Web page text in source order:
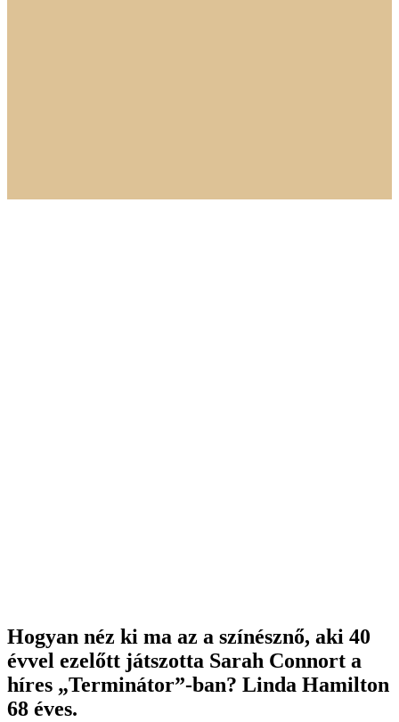
Hogyan néz ki ma az a színésznő, aki 40
évvel ezelőtt játszotta Sarah Connort a
híres „Terminátor”-ban? Linda Hamilton
68 éves.